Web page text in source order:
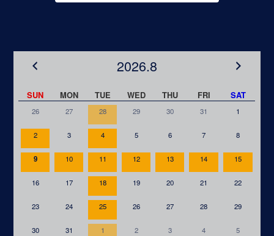
2026.8
SUN MON TUE WED THU FRI SAT
26 27 28 29 30 31 1
2 3 4 5 6 7 8
9 10 11 12 13 14 15
16 17 18 19 20 21 22
23 24 25 26 27 28 29
30 31 1 2 3 4 5